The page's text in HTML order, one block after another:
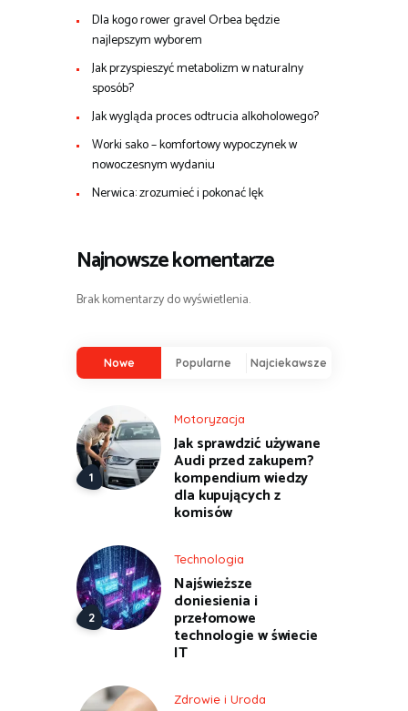
Dla kogo rower gravel Orbea będzie
najlepszym wyborem
Jak przyspieszyć metabolizm w naturalny
sposób?
Jak wygląda proces odtrucia alkoholowego?
Worki sako – komfortowy wypoczynek w
nowoczesnym wydaniu
Nerwica: zrozumieć i pokonać lęk
Najnowsze komentarze
Brak komentarzy do wyświetlenia.
Nowe Popularne Najciekawsze
Motoryzacja
Jak sprawdzić używane
Audi przed zakupem?
kompendium wiedzy
dla kupujących z
komisów
Technologia
Najświeższe
doniesienia i
przełomowe
technologie w świecie
IT
Zdrowie i Uroda